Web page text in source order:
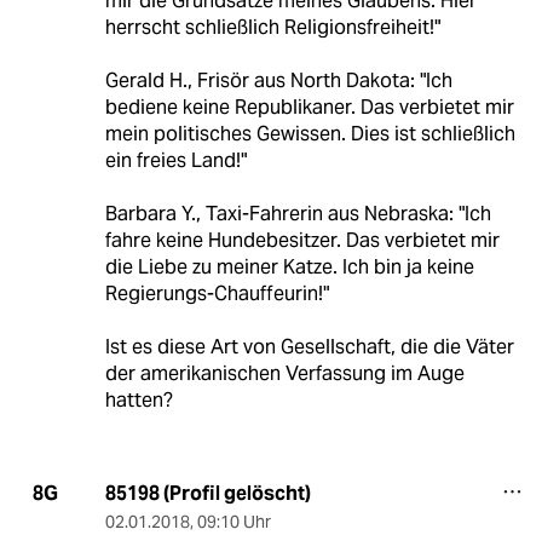
herrscht schließlich Religionsfreiheit!"
Gerald H., Frisör aus North Dakota: "Ich
bediene keine Republikaner. Das verbietet mir
mein politisches Gewissen. Dies ist schließlich
ein freies Land!"
Barbara Y., Taxi-Fahrerin aus Nebraska: "Ich
fahre keine Hundebesitzer. Das verbietet mir
die Liebe zu meiner Katze. Ich bin ja keine
Regierungs-Chauffeurin!"
Ist es diese Art von Gesellschaft, die die Väter
der amerikanischen Verfassung im Auge
hatten?
8G 85198 (Profil gelöscht)
02.01.2018, 09:10 Uhr